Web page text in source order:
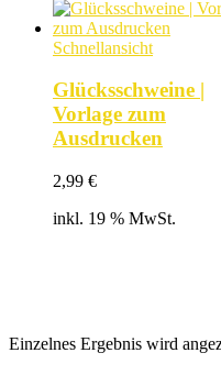
Schnellansicht
Glücksschweine |
Vorlage zum
Ausdrucken
2,99 €
inkl. 19 % MwSt.
Einzelnes Ergebnis wird